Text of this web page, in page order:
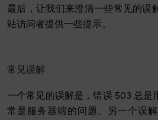
最后，让我们来澄清一些常见的误
站访问者提供一些提示。
常见误解
一个常见的误解是，错误 503 总是
常是服务器端的问题。另一个误